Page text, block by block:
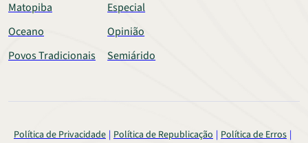
Matopiba
Especial
Oceano
Opinião
Povos Tradicionais
Semiárido
Política de Privacidade Política de Republicação
Política de Erros